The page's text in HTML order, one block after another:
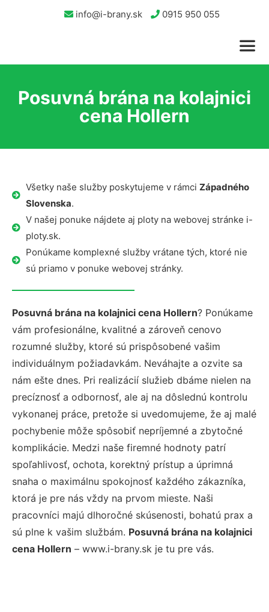
info@i-brany.sk 0915 950 055
Posuvná brána na kolajnici
cena Hollern
Všetky naše služby poskytujeme v rámci Západného
Slovenska.
V našej ponuke nájdete aj ploty na webovej stránke i-
ploty.sk.
Ponúkame komplexné služby vrátane tých, ktoré nie
sú priamo v ponuke webovej stránky.
Posuvná brána na kolajnici cena Hollern? Ponúkame
vám profesionálne, kvalitné a zároveň cenovo
rozumné služby, ktoré sú prispôsobené vašim
individuálnym požiadavkám. Neváhajte a ozvite sa
nám ešte dnes. Pri realizácií služieb dbáme nielen na
precíznosť a odbornosť, ale aj na dôslednú kontrolu
vykonanej práce, pretože si uvedomujeme, že aj malé
pochybenie môže spôsobiť nepríjemné a zbytočné
komplikácie. Medzi naše firemné hodnoty patrí
spoľahlivosť, ochota, korektný prístup a úprimná
snaha o maximálnu spokojnosť každého zákazníka,
ktorá je pre nás vždy na prvom mieste. Naši
pracovníci majú dlhoročné skúsenosti, bohatú prax a
sú plne k vašim službám. Posuvná brána na kolajnici
cena Hollern – www.i-brany.sk je tu pre vás.